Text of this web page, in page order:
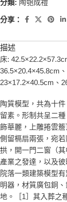
分類: 陶匏成禮
分享：
描述
床:
36.5×20.4×45.8cm
23×17.2×40.5cm、
陶質模型，共為十
留素。形制共呈二
飾華麗，上雕捲雲
側留槅扇兩張，宛
拱，開一門二窗（
產業之發達，以及
院落一類建築模型
明器，材質廣包銅
地。［1］其入葬之